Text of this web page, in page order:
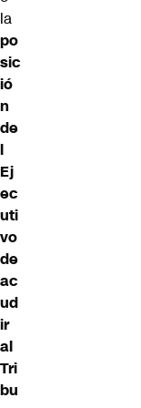
la
po
sic
ió
n
de
l
Ej
ec
uti
vo
de
ac
ud
ir
al
Tri
bu